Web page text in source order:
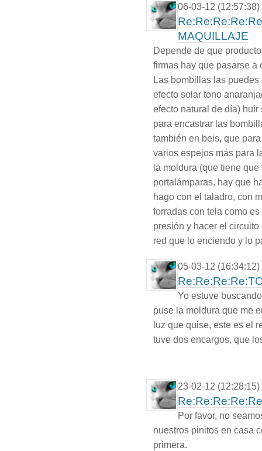
06-03-12 (12:57:38)
MAQUILLAJE
Depende de que
firmas hay que pasarse a
Las bombillas las
efecto solar tono
efecto natural de día)
para encastrar las
también en beis, que
varios espejos más para
la moldura (que tiene
portalámparas, hay que
hago con el taladro, con
forradas con tela como
presión y hacer el
red que lo enciendo y lo
05-03-12 (16:34:12)
Yo estuve
puse la moldura que me
luz que quise, este es el
tuve dos encargos, que
23-02-12 (12:28:15)
Por favor, no
nuestros pinitos en casa
primera.